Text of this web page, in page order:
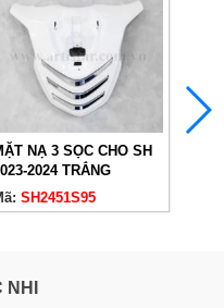
NẠ 3 SỌC CHO SH
2024 TRẮNG
SH2451S95